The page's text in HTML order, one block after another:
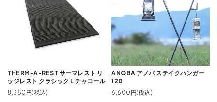
THERM-A-REST サーマレスト リ
ッジレスト クラシック L チャコール
8,350円(税込)
ANOBA アノバ ステイクハンガー
120
6,600円(税込)